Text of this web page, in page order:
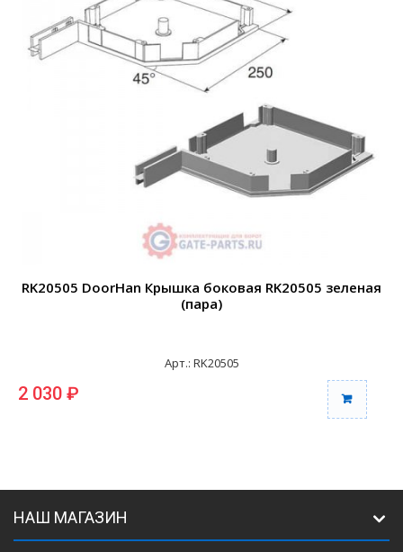
RK20505 DoorHan Крышка боковая RK20505 зеленая
(пара)
Арт.: RK20505
2 030 ₽
НАШ МАГАЗИН